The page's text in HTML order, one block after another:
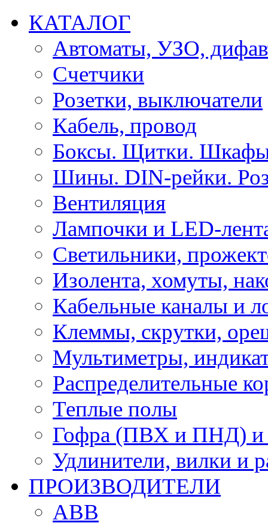
КАТАЛОГ
Автоматы, УЗО,
Счетчики
Розетки, выключатели
Кабель, провод
Боксы. Щитки.
Шины. DIN-рейки.
Вентиляция
Лампочки и LED-
Светильники,
Изолента, хомуты,
Кабельные каналы и
Клеммы, скрутки,
Мультиметры,
Распределительные
Теплые полы
Гофра (ПВХ и ПНД) и
Удлинители, вилки и
ПРОИЗВОДИТЕЛИ
ABB